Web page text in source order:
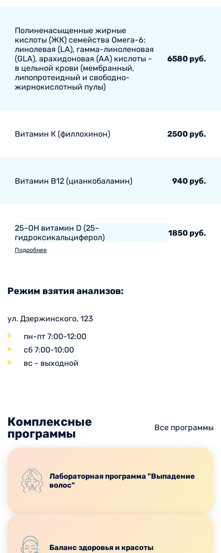
Полиненасыщенные жирные
кислоты (ЖК) семейства Омега-6:
линолевая (LA), гамма-линоленовая
(GLA), арахидоновая (AA) кислоты -
в цельной крови (мембранный,
липопротеидный и свободно-
жирнокислотный пулы)
6580 руб.
Витамин К (филлохинон) 2500 руб.
Витамин В12 (цианкобаламин) 940 руб.
Подробнее
25-ОН витамин D (25-
гидроксикальциферол)
1850 руб.
Режим взятия анализов:
ул. Дзержинского, 123
пн-пт 7:00-12:00
сб 7:00-10:00
вс - выходной
Комплексные
программы
Все программы
Лабораторная программа "Выпадение
волос"
Баланс здоровья и красоты